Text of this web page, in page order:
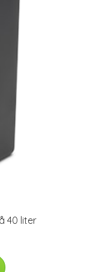
40 liter